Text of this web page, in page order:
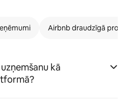
Airbnb draudzīgā
kā